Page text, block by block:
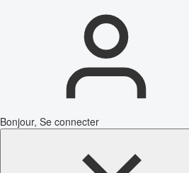
Bonjour, Se connecter